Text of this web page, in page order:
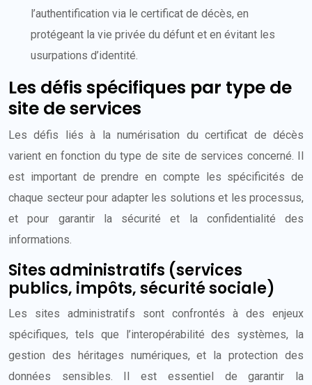
l’authentification via le certificat de décès, en
protégeant la vie privée du défunt et en évitant les
usurpations d’identité.
Les défis spécifiques par type de
site de services
Les défis liés à la numérisation du certificat de décès
varient en fonction du type de site de services concerné. Il
est important de prendre en compte les spécificités de
chaque secteur pour adapter les solutions et les processus,
et pour garantir la sécurité et la confidentialité des
informations.
Sites administratifs (services
publics, impôts, sécurité sociale)
Les sites administratifs sont confrontés à des enjeux
spécifiques, tels que l’interopérabilité des systèmes, la
gestion des héritages numériques, et la protection des
données sensibles. Il est essentiel de garantir la